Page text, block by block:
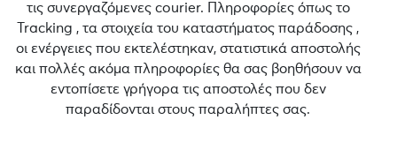
τις συνεργαζόμενες courier. Πληροφορίες όπως το
Tracking , τα στοιχεία του καταστήματος παράδοσης ,
οι ενέργειες που εκτελέστηκαν, στατιστικά αποστολής
και πολλές ακόμα πληροφορίες θα σας βοηθήσουν να
εντοπίσετε γρήγορα τις αποστολές που δεν
παραδίδονται στους παραλήπτες σας.